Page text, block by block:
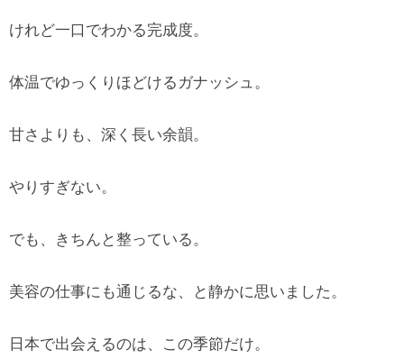
けれど一口でわかる完成度。
体温でゆっくりほどけるガナッシュ。
甘さよりも、深く長い余韻。
やりすぎない。
でも、きちんと整っている。
美容の仕事にも通じるな、と静かに思いました。
日本で出会えるのは、この季節だけ。